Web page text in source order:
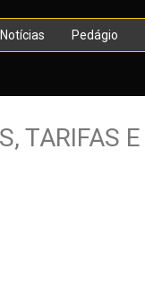
Notícias Pedágio
TARIFAS E